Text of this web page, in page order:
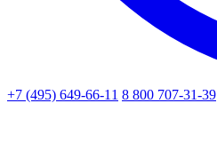
+7 (495) 649-66-11 8 800 707-31-39